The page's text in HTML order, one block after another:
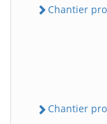
Chantier pro
Chantier pro